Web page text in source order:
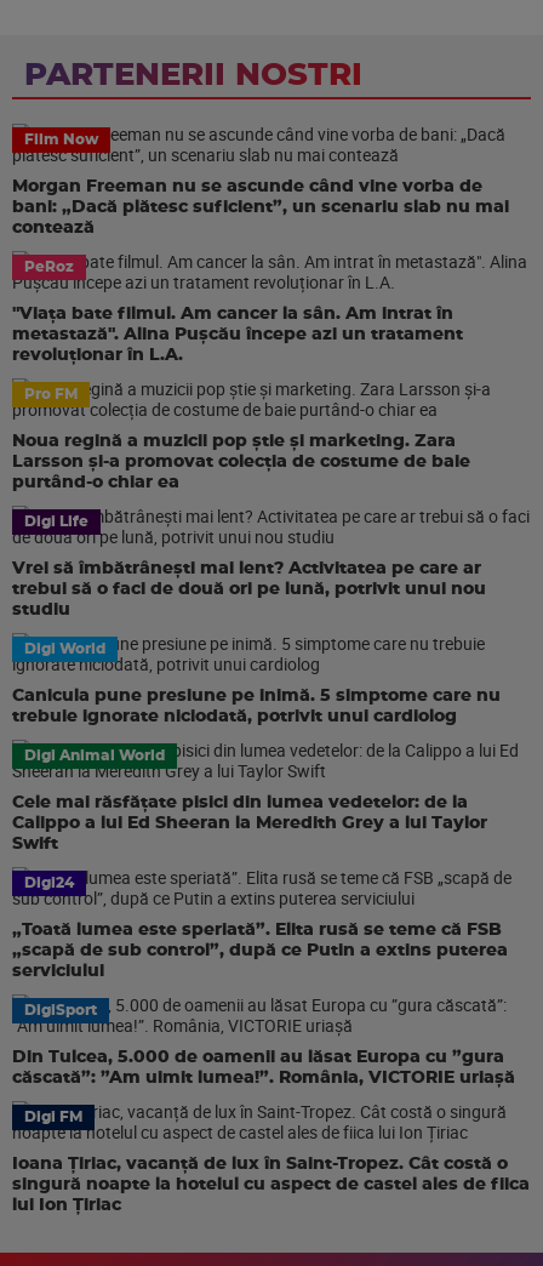
PARTENERII NOSTRI
Film Now
Morgan Freeman nu se ascunde când vine vorba de
bani: „Dacă plătesc suficient”, un scenariu slab nu mai
contează
PeRoz
"Viața bate filmul. Am cancer la sân. Am intrat în
metastază". Alina Pușcău începe azi un tratament
revoluționar în L.A.
Pro FM
Noua regină a muzicii pop știe și marketing. Zara
Larsson și-a promovat colecția de costume de baie
purtând-o chiar ea
Digi Life
Vrei să îmbătrânești mai lent? Activitatea pe care ar
trebui să o faci de două ori pe lună, potrivit unui nou
studiu
Digi World
Canicula pune presiune pe inimă. 5 simptome care nu
trebuie ignorate niciodată, potrivit unui cardiolog
Digi Animal World
Cele mai răsfățate pisici din lumea vedetelor: de la
Calippo a lui Ed Sheeran la Meredith Grey a lui Taylor
Swift
Digi24
„Toată lumea este speriată”. Elita rusă se teme că FSB
„scapă de sub control”, după ce Putin a extins puterea
serviciului
DigiSport
Din Tulcea, 5.000 de oamenii au lăsat Europa cu ”gura
căscată”: ”Am uimit lumea!”. România, VICTORIE uriașă
Digi FM
Ioana Țiriac, vacanță de lux în Saint-Tropez. Cât costă o
singură noapte la hotelul cu aspect de castel ales de fiica
lui Ion Țiriac